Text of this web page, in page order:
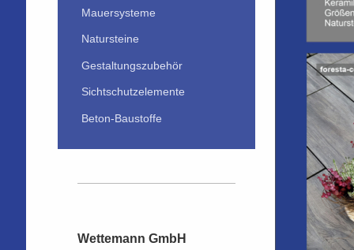
Mauersysteme
Natursteine
Gestaltungszubehör
Sichtschutzelemente
Beton-Baustoffe
Wettemann GmbH